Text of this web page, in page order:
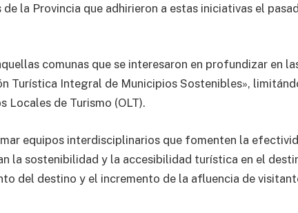
la Provincia que adhirieron a estas iniciativas el
comunas que se interesaron en profundizar en
Turística Integral de Municipios Sostenibles»,
Locales de Turismo (OLT).
equipos interdisciplinarios que fomenten la
la sostenibilidad y la accesibilidad turística en el
del destino y el incremento de la afluencia de